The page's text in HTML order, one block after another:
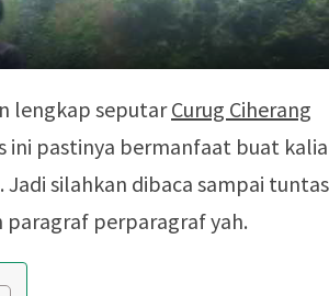
lengkap seputarCurug Ciherang
ini pastinya bermanfaat buat
silahkan dibaca sampai tuntas
perparagraf yah.